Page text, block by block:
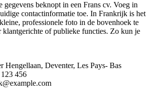
beknopt in een Frans cv. Voeg in
contactinformatie toe. In Frankrijk is het
professionele foto in de bovenhoek te
klantgerichte of publieke functies. Zo kun je
Hengellaan, Deventer, Les Pays- Bas
456